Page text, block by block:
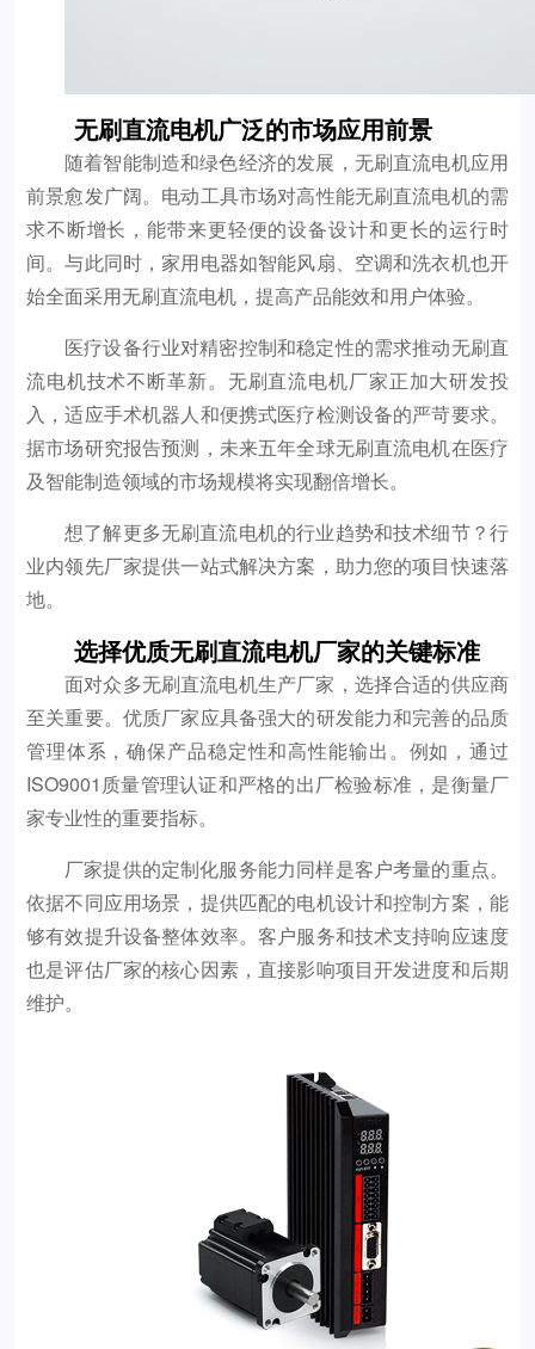
无刷直流电机广泛的市场应用前景
随着智能制造和绿色经济的发展，无刷直流电机应用
前景愈发广阔。电动工具市场对高性能无刷直流电机的需
求不断增长，能带来更轻便的设备设计和更长的运行时
间。与此同时，家用电器如智能风扇、空调和洗衣机也开
始全面采用无刷直流电机，提高产品能效和用户体验。
医疗设备行业对精密控制和稳定性的需求推动无刷直
流电机技术不断革新。无刷直流电机厂家正加大研发投
入，适应手术机器人和便携式医疗检测设备的严苛要求。
据市场研究报告预测，未来五年全球无刷直流电机在医疗
及智能制造领域的市场规模将实现翻倍增长。
想了解更多无刷直流电机的行业趋势和技术细节？行
业内领先厂家提供一站式解决方案，助力您的项目快速落
地。
选择优质无刷直流电机厂家的关键标准
面对众多无刷直流电机生产厂家，选择合适的供应商
至关重要。优质厂家应具备强大的研发能力和完善的品质
管理体系，确保产品稳定性和高性能输出。例如，通过
ISO9001质量管理认证和严格的出厂检验标准，是衡量厂
家专业性的重要指标。
厂家提供的定制化服务能力同样是客户考量的重点。
依据不同应用场景，提供匹配的电机设计和控制方案，能
够有效提升设备整体效率。客户服务和技术支持响应速度
也是评估厂家的核心因素，直接影响项目开发进度和后期
维护。